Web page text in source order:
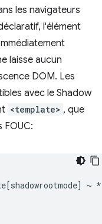
les navigateurs
l'élément
laisse aucun
DOM. Les
avec le Shadow
<template> , que
FOUC:
~